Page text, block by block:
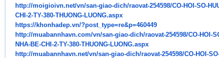
http://moigioivn.net/vn/san-giao-dich/raovat-254598/CO-HOI-SO-
CHI-2-TY-380-THUONG-LUONG.aspx
https://khonhadep.vn/?post_ type=re&p=460449
http://muabannhavn.com/vn/san-giao-dich/raovat-254598/CO-HOI-
NHA-BE-CHI-2-TY-380-THUONG-LUONG.aspx
http://muabannhavn.net/vn/san-giao-dich/raovat-254598/CO-HOI-